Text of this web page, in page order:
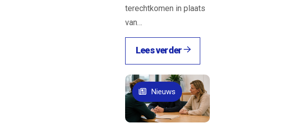
terechtkomen in plaats
van…
Lees verder
Nieuws